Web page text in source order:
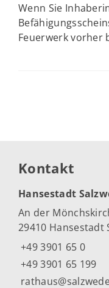
Wenn Sie
Feuerwerk vorher
Kontakt
Hansestadt
An der
29410 Hansestadt
+49 3901 65 0
+49 3901 65 199